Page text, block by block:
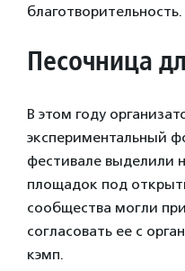
благотворительность.
Песочница
В этом году
экспериментальный
фестивале выделили
площадок под
сообщества могли
согласовать ее с
кэмп.